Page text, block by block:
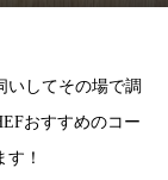
いしてその場で調
おすすめのコー
！